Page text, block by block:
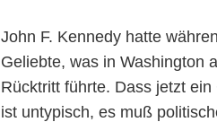
John F. Kennedy hatte
Geliebte, was in Washington
Rücktritt führte. Dass jetzt ein
ist untypisch, es muß